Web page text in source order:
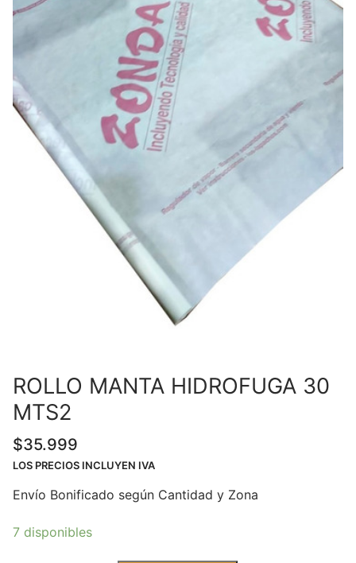
ROLLO MANTA HIDROFUGA 30
MTS2
$35.999
LOS PRECIOS INCLUYEN IVA
Envío Bonificado según Cantidad y Zona
7 disponibles